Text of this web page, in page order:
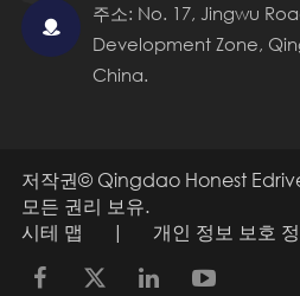

주소: No. 17, Jingwu
Development Zone,
China.
저작권© Qingdao Honest
모든 권리 보유.
시테 맵
|
개인 정보 보호
